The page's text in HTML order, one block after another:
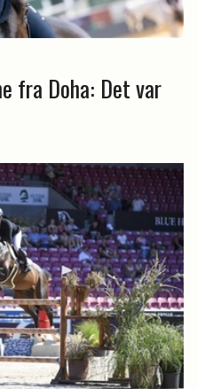
fra Doha: Det var